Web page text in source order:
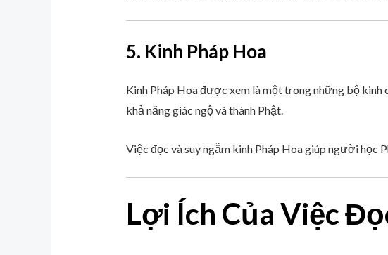
5. Kinh Pháp Hoa
Kinh Pháp Hoa được xem là một trong những bộ kinh
khả năng giác ngộ và thành Phật.
Việc đọc và suy ngẫm kinh Pháp Hoa giúp người học
Lợi Ích Của Việc